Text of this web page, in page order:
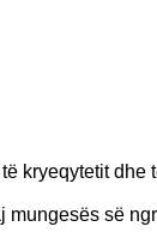
kryeqytetit dhe
mungesës së